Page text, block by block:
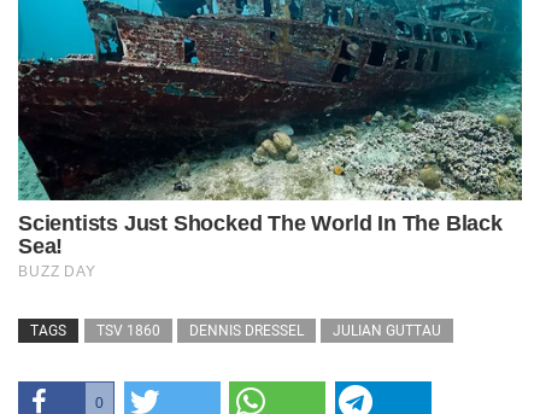
TAGS TSV 1860 DENNIS DRESSEL JULIAN GUTTAU
0